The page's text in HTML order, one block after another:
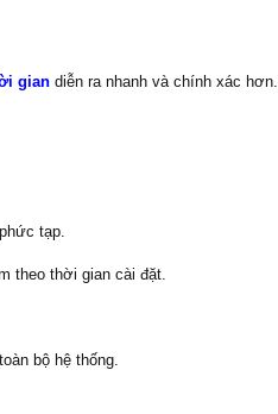
gian diễn ra nhanh và chính xác hơn.
tạp.
theo thời gian cài đặt.
bộ hệ thống.